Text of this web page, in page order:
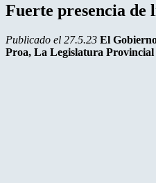
Fuerte presencia de
Publicado el 27.5.23 El
Proa, La Legislatura